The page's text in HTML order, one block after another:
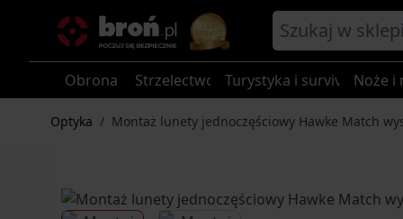
Obrona Strzelectwo Turystyka i survival Noże i
Optyka / Montaż lunety jednoczęściowy Hawke Match